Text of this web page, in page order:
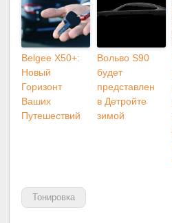
Belgee X50+:
Новый
Горизонт
Ваших
Путешествий
Вольво S90
будет
представлен
в Детройте
зимой
Тонировка